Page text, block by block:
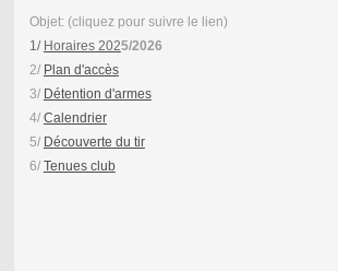
Objet: (cliquez pour suivre le lien)
1/ Horaires 2025/2026
2/ Plan d'accès
3/ Détention d'armes
4/ Calendrier
5/ Découverte du tir
6/ Tenues club